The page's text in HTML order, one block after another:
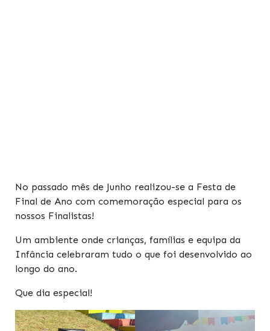
No passado mês de Junho realizou-se a Festa de
Final de Ano com comemoração especial para os
nossos Finalistas!
Um ambiente onde crianças, famílias e equipa da
Infância celebraram tudo o que foi desenvolvido ao
longo do ano.
Que dia especial!